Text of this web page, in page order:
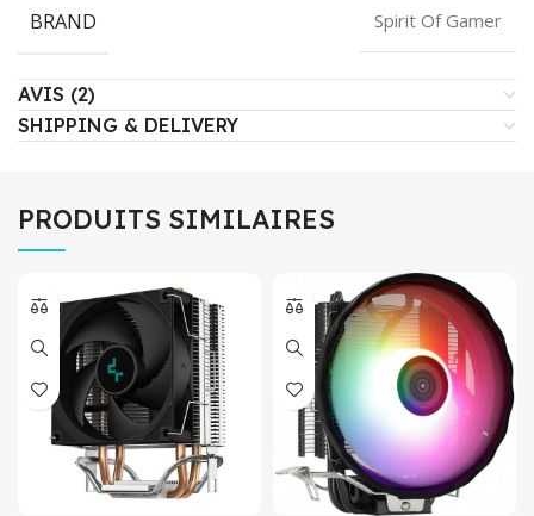
BRAND Spirit Of Gamer
AVIS (2)
SHIPPING & DELIVERY
PRODUITS SIMILAIRES